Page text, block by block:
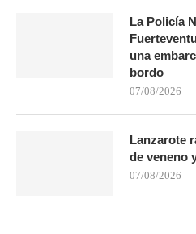
La Policía
una
bordo
07/08/2026
Lanzarote
de veneno
07/08/2026